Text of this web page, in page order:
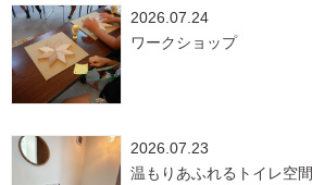
2026.07.24
ワークショップ
2026.07.23
温もりあふれるトイレ空間